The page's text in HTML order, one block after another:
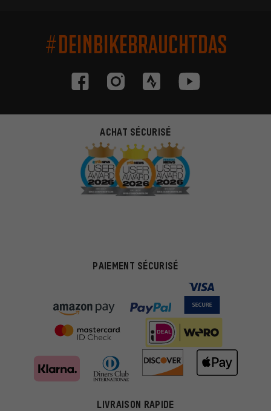
#DEINBIKEBRAUCHTDAS
ACHAT SÉCURISÉ
PAIEMENT SÉCURISÉ
LIVRAISON RAPIDE